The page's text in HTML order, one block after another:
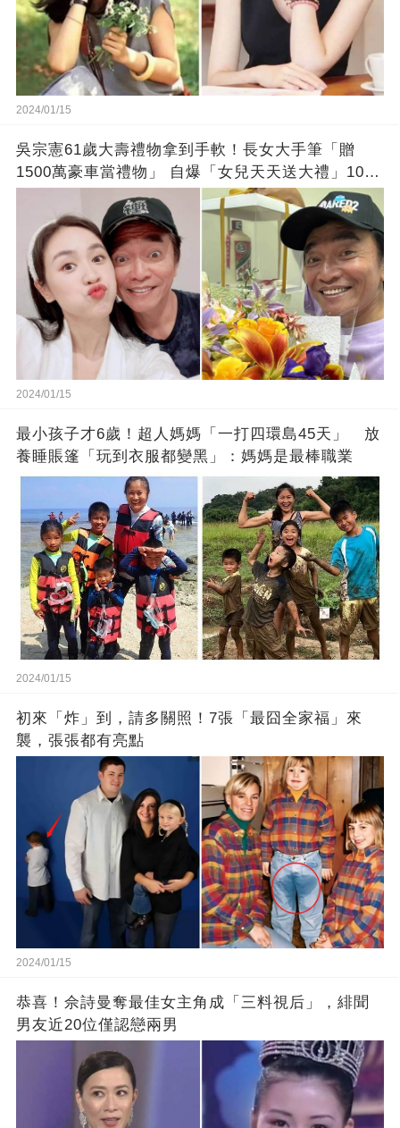
2024/01/15
吳宗憲61歲大壽禮物拿到手軟！長女大手筆「贈
1500萬豪車當禮物」 自爆「女兒天天送大禮」10年
徒弟也不甘示弱!
2024/01/15
最小孩子才6歲！超人媽媽「一打四環島45天」 放
養睡賬篷「玩到衣服都變黑」：媽媽是最棒職業
2024/01/15
初來「炸」到，請多關照！7張「最囧全家福」來
襲，張張都有亮點
2024/01/15
恭喜！佘詩曼奪最佳女主角成「三料視后」，緋聞
男友近20位僅認戀兩男